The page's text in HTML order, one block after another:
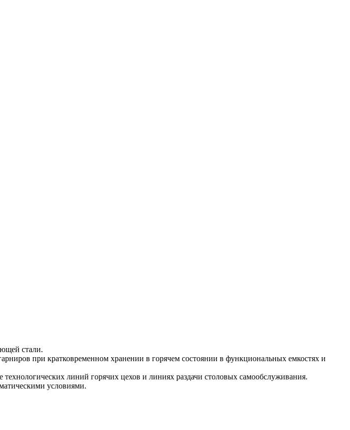
стали.
при кратковременном хранении в горячем состоянии в функциональных емкостях и
линий горячих цехов и линиях раздачи столовых самообслуживания.
условиями.